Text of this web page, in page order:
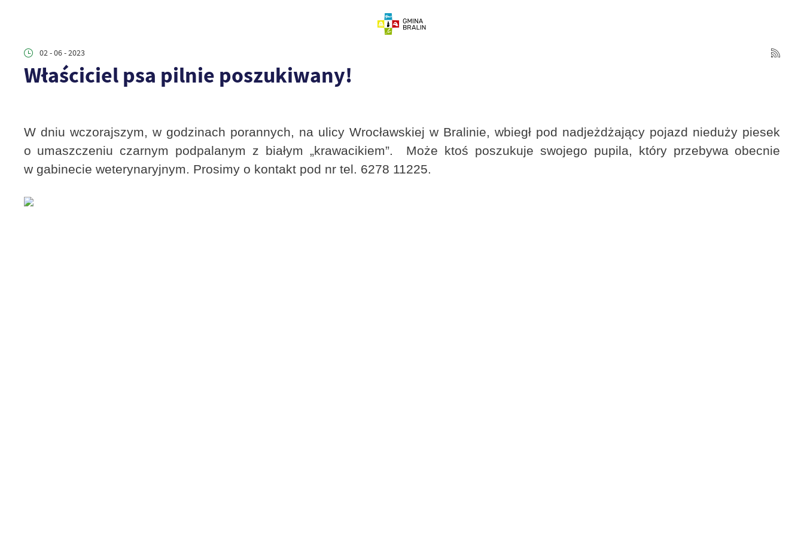
02 - 06 - 2023
Właściciel psa pilnie poszukiwany!
W dniu wczorajszym, w godzinach porannych, na ulicy Wrocławskiej w Bralinie, wbiegł pod nadjeżdżający pojazd nieduży piesek
o umaszczeniu czarnym podpalanym z białym „krawacikiem”. Może ktoś poszukuje swojego pupila, który przebywa obecnie
w gabinecie weterynaryjnym. Prosimy o kontakt pod nr tel. 6278 11225.